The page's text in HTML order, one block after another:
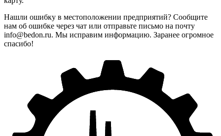
Нашли ошибку в местоположении предприятий? Сообщите
нам об ошибке через чат или отправьте письмо на почту
info@bedon.ru. Мы исправим информацию. Заранее огромное
спасибо!